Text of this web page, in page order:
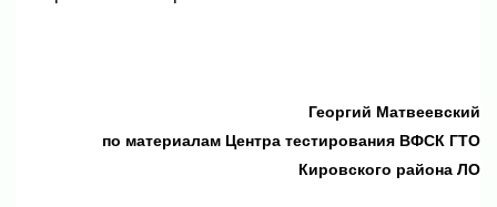
Георгий Матвеевский
по материалам Центра тестирования ВФСК ГТО
Кировского района ЛО